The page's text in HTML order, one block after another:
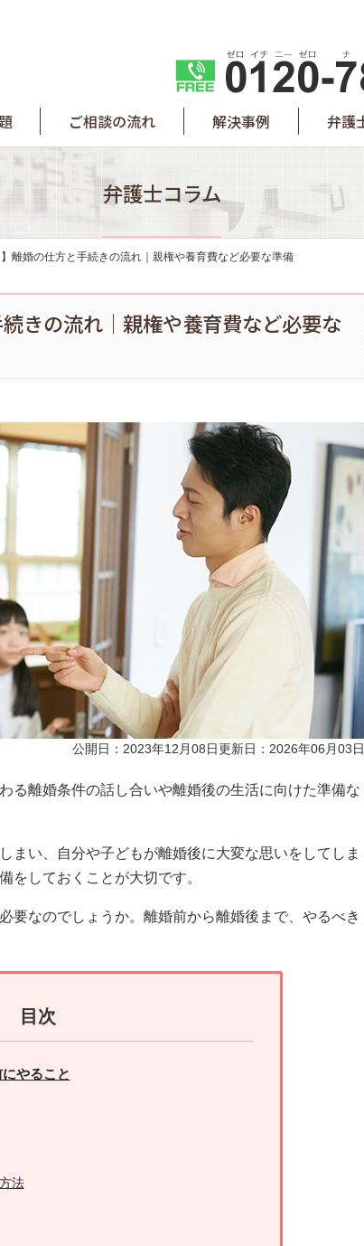
ご相談の流れ 解決事例 弁護
弁護士コラム
】離婚の仕方と手続きの流れ｜親権や養育費など必要な準備
きの流れ｜親権や養育費など必要な
公開日：2023年12月08日更新日：2026年06月03日
る離婚条件の話し合いや離婚後の生活に向けた準備な
まい、自分や子どもが離婚後に大変な思いをしてしま
をしておくことが大切です。
要なのでしょうか。離婚前から離婚後まで、やるべき
目次
やること
法